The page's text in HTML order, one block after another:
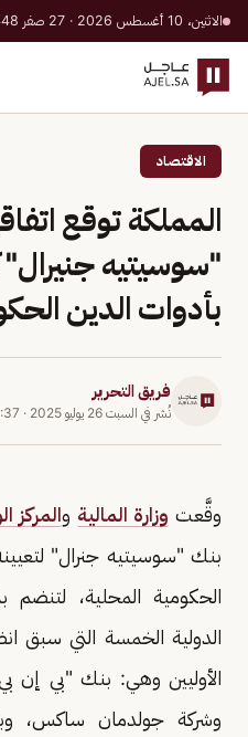
الاثنين، 10 أغسطس 2026 · 27 صفر 1448 هـ
الاقتصاد
المملكة توقع
"سوسيتيه
بأدوات الدين
فريق التحرير
نُشر في السبت 26 يوليو 2025 ·
​​​وقَّعت وزارة المالية والمركز
بنك "سوسيتيه جنرال"
الحكومية المحلية، لتنضم
الدولية الخمسة التي سبق
الأوليين وهي: بنك "بي إن
وشركة جولدمان ساكس،